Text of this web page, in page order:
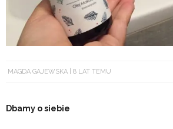
MAGDA GAJEWSKA 8 LAT TEMU
Dbamy o siebie